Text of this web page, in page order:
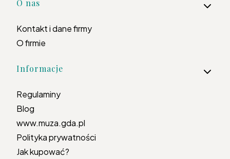
Linki w stopce
O nas
Kontakt i dane firmy
O firmie
Informacje
Regulaminy
Blog
www.muza.gda.pl
Polityka prywatności
Jak kupować?